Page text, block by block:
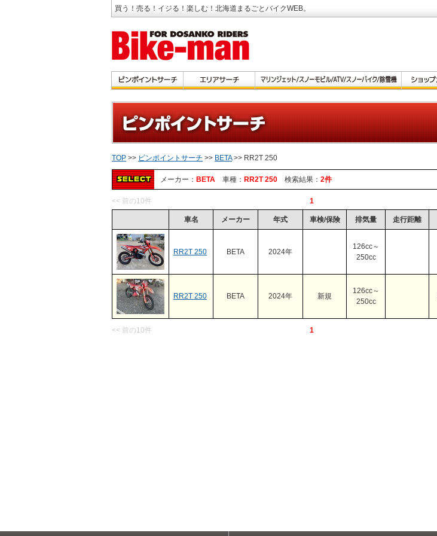
買う！売る！イジる！楽しむ！北海道まるごとバイクWEB。
TOP >> ピンポイントサーチ >> BETA>> RR2T 250
メーカー： BETA 車種： RR2T 250 検索結果： 2件
<< 前の10件 1
車名 メーカー 年式 車検/保険 排気量 走行距離
RR2T 250 BETA 2024年
126cc～
250cc
RR2T 250 BETA 2024年 新規
126cc～
250cc
<< 前の10件 1